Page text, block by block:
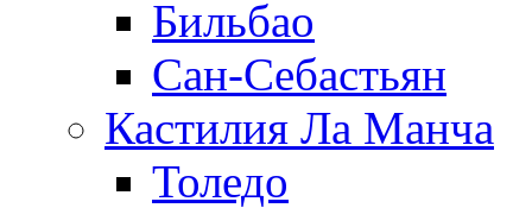
Бильбао
Сан-Себастьян
Кастилия Ла Манча
Толедо